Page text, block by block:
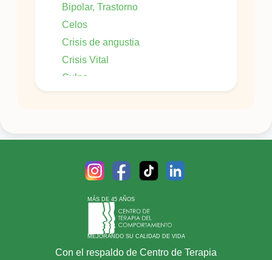
Bipolar, Trastorno
Celos
Crisis de angustia
Crisis Vital
Culpa
Fobia social
Impulsividad
Infidelidad
Irritabilidad
Obsesiones â compulsiones
MÁS DE 45 AÑOS
MEJORANDO SU CALIDAD DE VIDA
Con el respaldo de Centro de Terapia